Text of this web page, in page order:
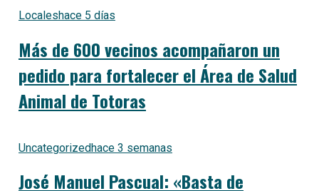
Localeshace 5 días
Más de 600 vecinos acompañaron un
pedido para fortalecer el Área de Salud
Animal de Totoras
Uncategorizedhace 3 semanas
José Manuel Pascual: «Basta de